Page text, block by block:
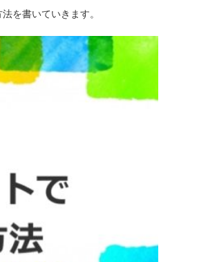
を書いていきます。